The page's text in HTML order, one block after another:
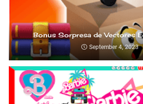
Bonus Sorpresa de Vectores
September 4, 2023